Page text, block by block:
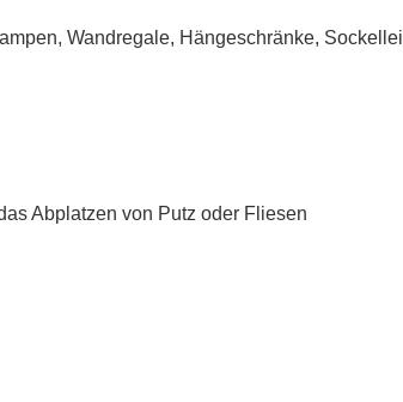
Wandregale, Hängeschränke,
Abplatzen von Putz oder Fliesen